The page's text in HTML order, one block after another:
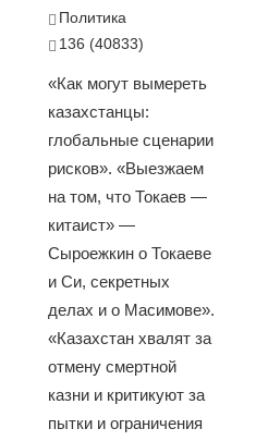
Политика
136 (40833)
«Как могут вымереть
казахстанцы:
глобальные сценарии
рисков». «Выезжаем
на том, что Токаев —
китаист» —
Сыроежкин о Токаеве
и Си, секретных
делах и о Масимове».
«Казахстан хвалят за
отмену смертной
казни и критикуют за
пытки и ограничения